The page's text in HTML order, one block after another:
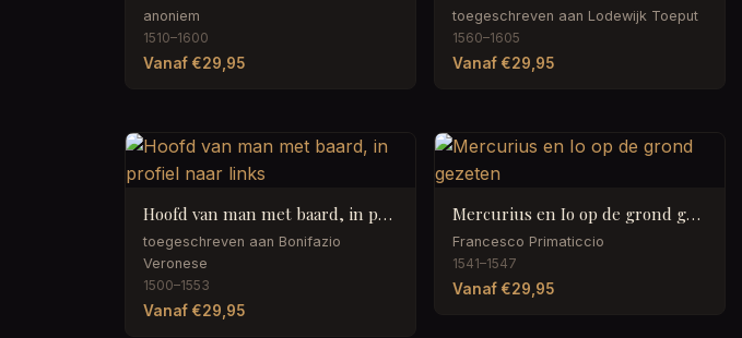
anoniem
1510–1600
Vanaf €29,95
toegeschreven aan Lodewijk Toeput
1560–1605
Vanaf €29,95
Hoofd van man met baard, in profiel naar links
toegeschreven aan Bonifazio
Veronese
1500–1553
Vanaf €29,95
Mercurius en Io op de grond gezeten
Francesco Primaticcio
1541–1547
Vanaf €29,95